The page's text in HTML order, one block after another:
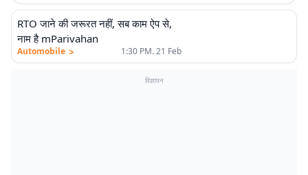
RTO जाने की जरूरत नहीं, सब काम ऐप से,
नाम है mParivahan
Automobile > 1:30 PM. 21 Feb
विज्ञापन